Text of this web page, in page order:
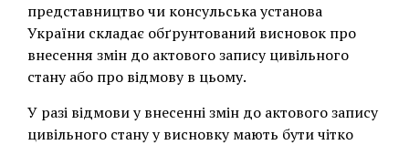
представництво чи консульська установа
України складає обґрунтований висновок про
внесення змін до актового запису цивільного
стану або про відмову в цьому.
У разі відмови у внесенні змін до актового запису
цивільного стану у висновку мають бути чітко